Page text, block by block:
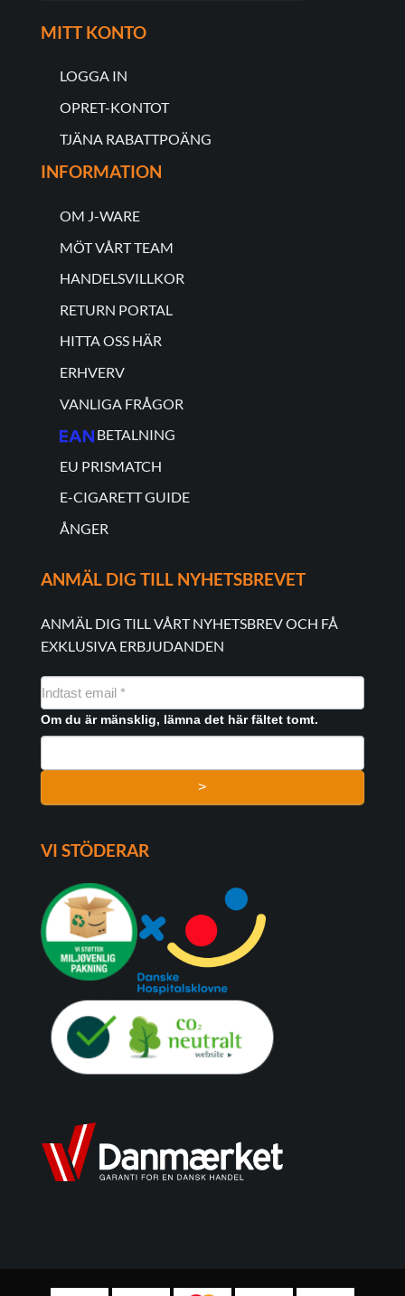
MITT KONTO
LOGGA IN
OPRET-KONTOT
TJÄNA RABATTPOÄNG
INFORMATION
OM J-WARE
MÖT VÅRT TEAM
HANDELSVILLKOR
RETURN PORTAL
HITTA OSS HÄR
ERHVERV
VANLIGA FRÅGOR
BETALNING
EU PRISMATCH
E-CIGARETT GUIDE
ÅNGER
ANMÄL DIG TILL NYHETSBREVET
ANMÄL DIG TILL VÅRT NYHETSBREV OCH FÅ
EXKLUSIVA ERBJUDANDEN
NYHEDSMAIL
FORMULAR
Om du är mänsklig, lämna det här fältet tomt.
>
VI STÖDERAR